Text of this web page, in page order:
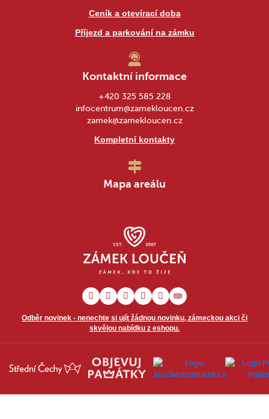
Ceník a otevírací doba
Příjezd a parkování na zámku
Odběr novinek - nenechte si ujít žádnou novinku, zámeckou akci či
skvělou nabídku z eshopu.
Kontaktní informace
+420 325 585 228
infocentrum@zamekloucen.cz
zamek@zamekloucen.cz
Kompletní kontakty
Mapa areálu